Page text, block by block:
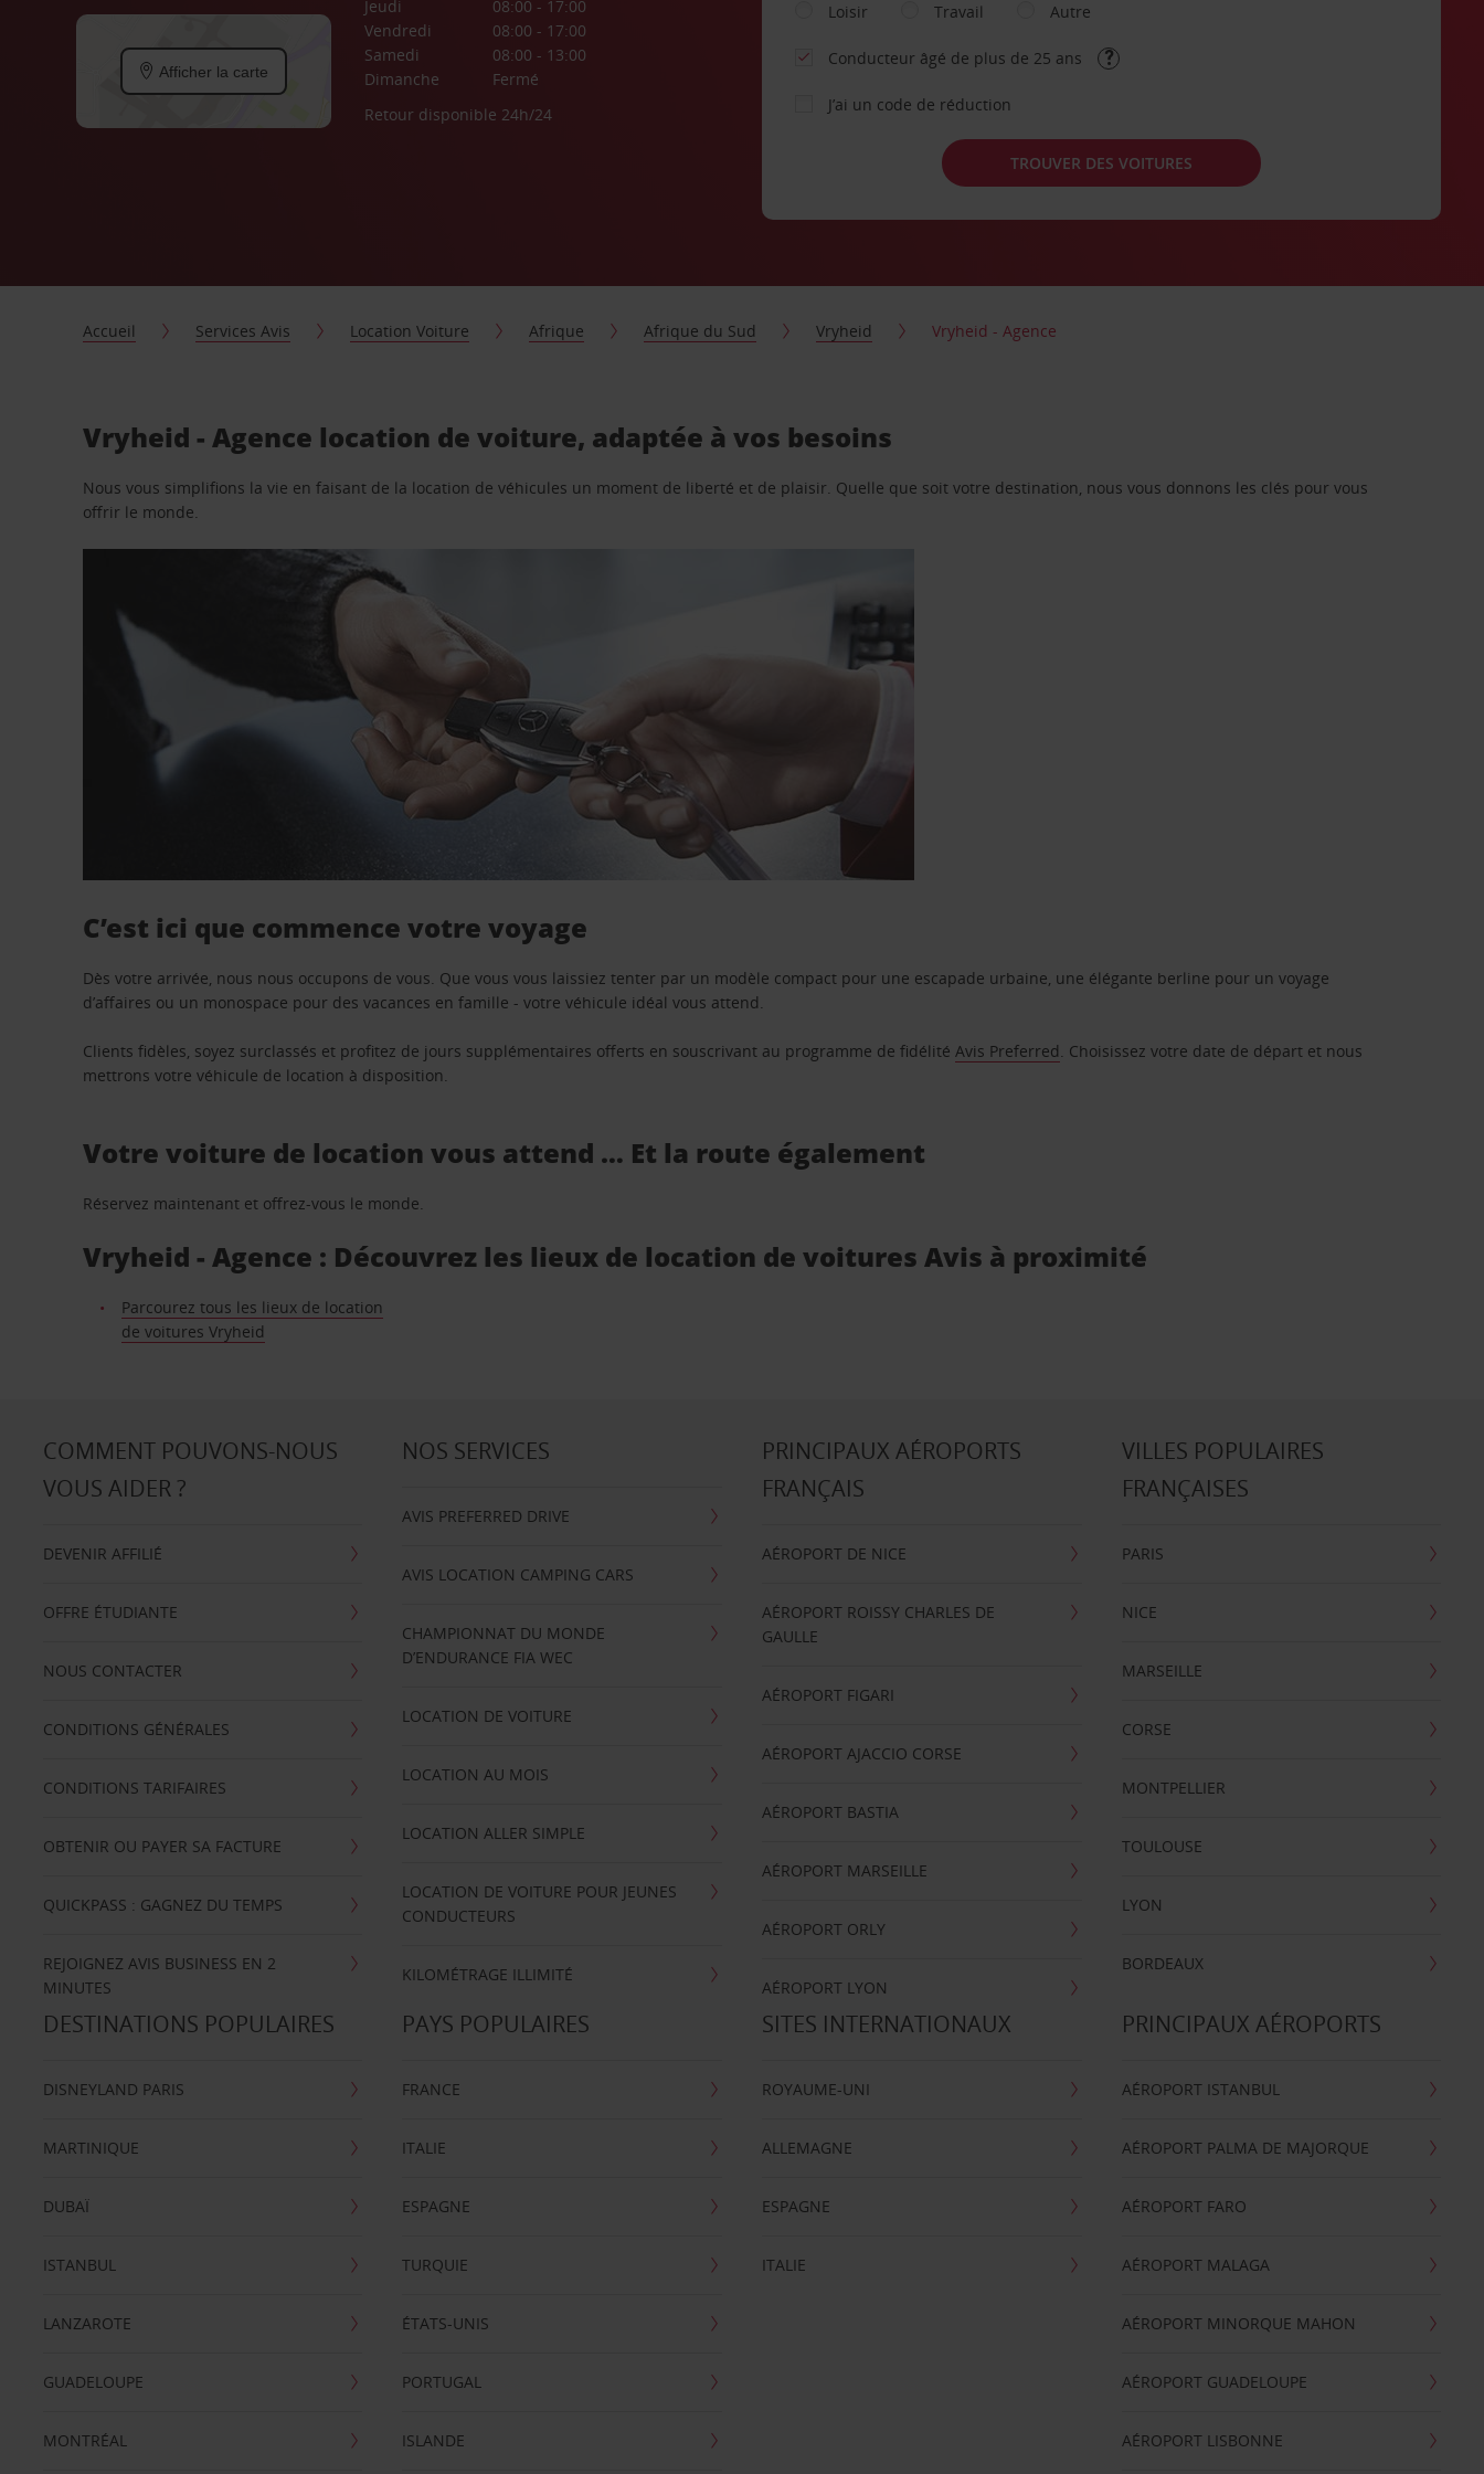
Afficher la carte
Jeudi
08:00 - 17:00
Vendredi
08:00 - 17:00
Samedi
08:00 - 13:00
Dimanche
Fermé
Retour disponible 24h/24
Loisir
Travail Autre
Conducteur âgé de plus de 25 ans
J’ai un code de réduction
TROUVER DES VOITURES
Accueil Services Avis Location Voiture Afrique Afrique du Sud Vryheid Vryheid - Agence
Vryheid - Agence location de voiture, adaptée à vos besoins
Nous vous simplifions la vie en faisant de la location de véhicules un moment de liberté et de plaisir. Quelle que soit votre destination, nous vous donnons les clés pour vous
offrir le monde.
C’est ici que commence votre voyage
Dès votre arrivée, nous nous occupons de vous. Que vous vous laissiez tenter par un modèle compact pour une escapade urbaine, une élégante berline pour un voyage
d’affaires ou un monospace pour des vacances en famille - votre véhicule idéal vous attend.
Clients fidèles, soyez surclassés et profitez de jours supplémentaires offerts en souscrivant au programme de fidélitéAvis Preferred. Choisissez votre date de départ et nous
mettrons votre véhicule de location à disposition.
Votre voiture de location vous attend … Et la route également
Réservez maintenant et offrez-vous le monde.
Vryheid - Agence : Découvrez les lieux de location de voitures Avis à proximité
Parcourez tous les lieux de location
de voitures Vryheid
COMMENT POUVONS-NOUS
VOUS AIDER ?
DEVENIR AFFILIÉ
OFFRE ÉTUDIANTE
NOUS CONTACTER
CONDITIONS GÉNÉRALES
CONDITIONS TARIFAIRES
OBTENIR OU PAYER SA FACTURE
QUICKPASS : GAGNEZ DU TEMPS
REJOIGNEZ AVIS BUSINESS EN 2
MINUTES
NOS SERVICES
AVIS PREFERRED DRIVE
AVIS LOCATION CAMPING CARS
CHAMPIONNAT DU MONDE
D’ENDURANCE FIA WEC
LOCATION DE VOITURE
LOCATION AU MOIS
LOCATION ALLER SIMPLE
LOCATION DE VOITURE POUR JEUNES
CONDUCTEURS
KILOMÉTRAGE ILLIMITÉ
PRINCIPAUX AÉROPORTS
FRANÇAIS
AÉROPORT DE NICE
AÉROPORT ROISSY CHARLES DE
GAULLE
AÉROPORT FIGARI
AÉROPORT AJACCIO CORSE
AÉROPORT BASTIA
AÉROPORT MARSEILLE
AÉROPORT ORLY
AÉROPORT LYON
VILLES POPULAIRES
FRANÇAISES
PARIS
NICE
MARSEILLE
CORSE
MONTPELLIER
TOULOUSE
LYON
BORDEAUX
DESTINATIONS POPULAIRES
DISNEYLAND PARIS
MARTINIQUE
DUBAÏ
ISTANBUL
LANZAROTE
GUADELOUPE
MONTRÉAL
PAYS POPULAIRES
FRANCE
ITALIE
ESPAGNE
TURQUIE
ÉTATS-UNIS
PORTUGAL
ISLANDE
SITES INTERNATIONAUX
ROYAUME-UNI
ALLEMAGNE
ESPAGNE
ITALIE
PRINCIPAUX AÉROPORTS
AÉROPORT ISTANBUL
AÉROPORT PALMA DE MAJORQUE
AÉROPORT FARO
AÉROPORT MALAGA
AÉROPORT MINORQUE MAHON
AÉROPORT GUADELOUPE
AÉROPORT LISBONNE